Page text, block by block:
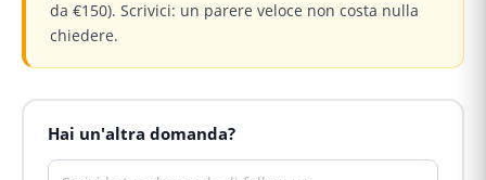
da €150). Scrivici: un parere veloce non costa nulla
chiedere.
Hai un'altra domanda?